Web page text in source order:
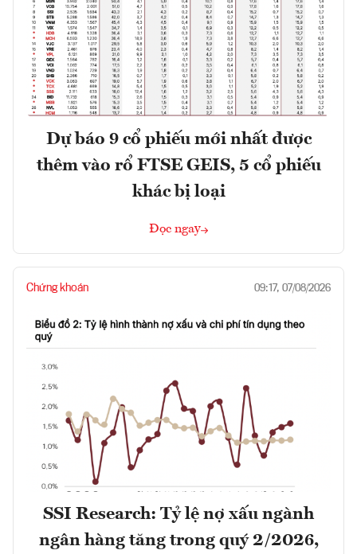
Dự báo 9 cổ phiếu mới nhất được
thêm vào rổ FTSE GEIS, 5 cổ phiếu
khác bị loại
Đọc ngay
Chứng khoán 09:17, 07/08/2026
SSI Research: Tỷ lệ nợ xấu ngành
ngân hàng tăng trong quý 2/2026,